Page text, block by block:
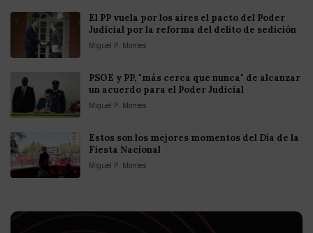
El PP vuela por los aires el pacto del Poder
Judicial por la reforma del delito de sedición
Miguel P. Montes
PSOE y PP, "más cerca que nunca" de alcanzar
un acuerdo para el Poder Judicial
Miguel P. Montes
Estos son los mejores momentos del Día de la
Fiesta Nacional
Miguel P. Montes